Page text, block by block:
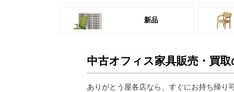
新品
中古オフィス家具販売・買
ありがとう屋各店なら、すぐにお持ち帰り